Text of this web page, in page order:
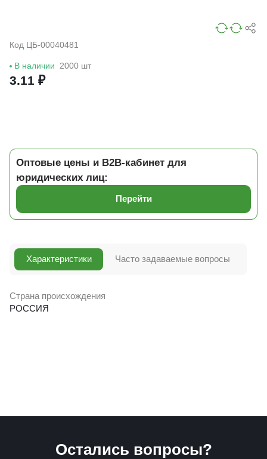
Код ЦБ-00040481
В наличии 2000 шт
3.11 ₽
Оптовые цены и B2B-кабинет для
юридических лиц:
Перейти
Характеристики
Страна происхождения
РОССИЯ
Часто задаваемые вопросы
Остались вопросы?